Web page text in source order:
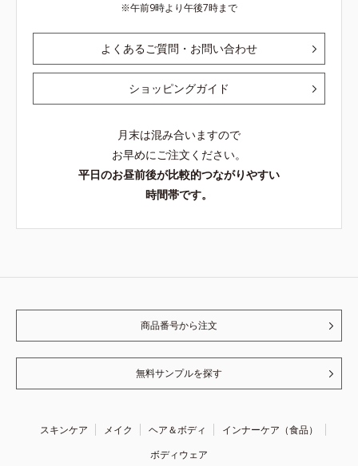
午前9時より午後7時まで
よくあるご質問・お問い合わせ
ショッピングガイド
月末は混み合いますので
お早めにご注文ください。
平日のお昼前後が比較的つながりやすい
時間帯です。
商品番号から注文
無料サンプルを探す
スキンケア メイク ヘア＆ボディ
インナーケア（食品）
ボディウェア